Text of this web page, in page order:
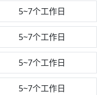
5~7个工作日
5~7个工作日
5~7个工作日
5~7个工作日